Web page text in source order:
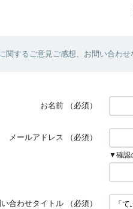
関するご意見ご感想、お問い合わ
お名前 （必須）
メールアドレス （必須）
▼確認
い合わせタイトル （必須）